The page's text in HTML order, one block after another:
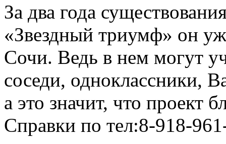
За два года
«Звездный триумф» он
Сочи. Ведь в нем могут
соседи, одноклассники,
а это значит, что проект
Справки по тел:8-918-